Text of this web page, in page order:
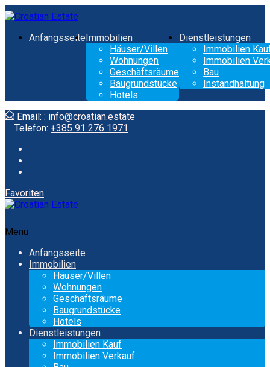
AnfangsseiteImmobilien
Häuser/Villen
Wohnungen
Geschäftsräume
Baugrundstücke
Hotels
Dienstleistungen
Immobilien
Immobilien
Bau
Instandhaltung
Email: : info@croatian.estate
Telefon: +385 91 276 1971
Favoriten
Menü
Anfangsseite
Immobilien
Häuser/Villen
Wohnungen
Geschäftsräume
Baugrundstücke
Hotels
Dienstleistungen
Immobilien Kauf
Immobilien Verkauf